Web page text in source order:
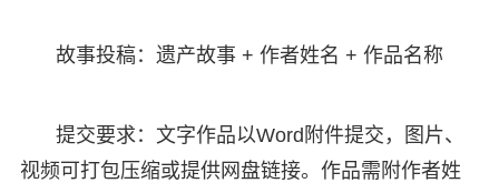
故事投稿：遗产故事 + 作者姓名 + 作品名称
提交要求：文字作品以Word附件提交，图片、
视频可打包压缩或提供网盘链接。作品需附作者姓